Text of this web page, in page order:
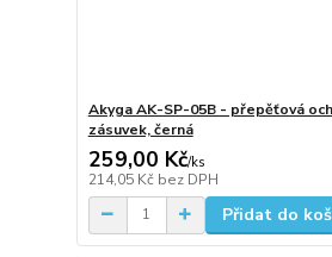
Akyga AK-SP-05B - přepěťová
zásuvek, černá
259,00 Kč/ks
214,05 Kč bez DPH
Přidat do